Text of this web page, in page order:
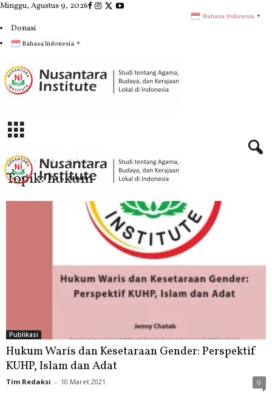
Minggu, Agustus 9, 2026
Donasi
Bahasa Indonesia ▼
Beranda Topik Hukum
Topik: hukum
Publikasi
Hukum Waris dan Kesetaraan Gender: Perspektif
KUHP, Islam dan Adat
Tim Redaksi - 10 Maret 2021 0
Bahasa Indonesia ▼